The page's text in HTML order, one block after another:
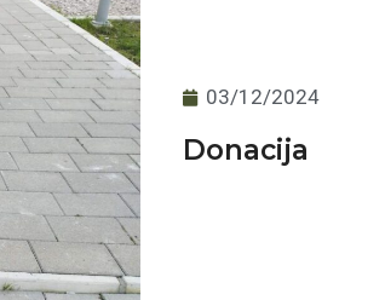
03/12/2024
Donacija